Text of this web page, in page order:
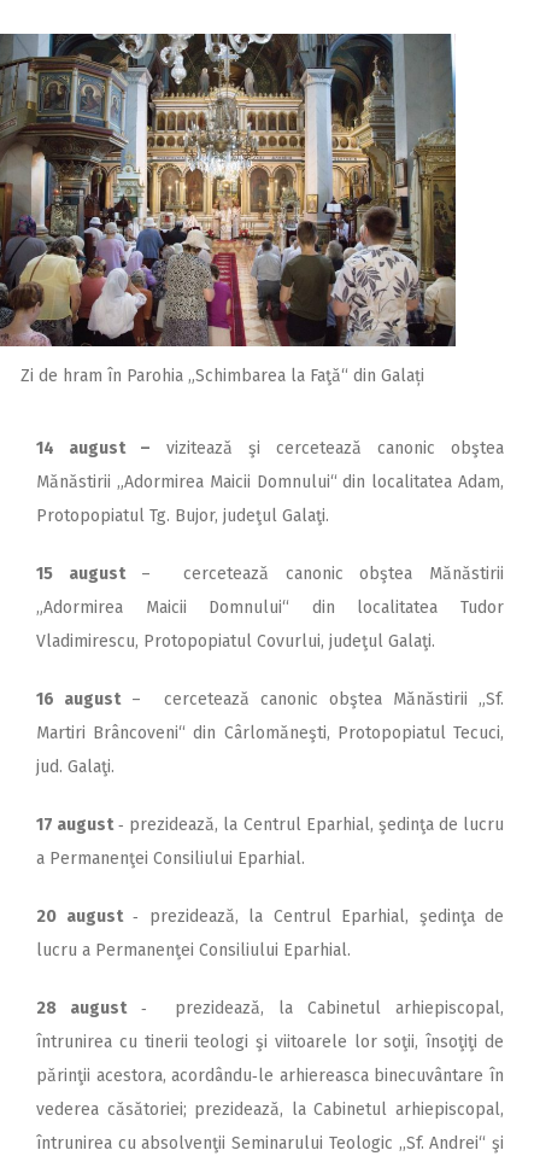
Zi de hram în Parohia „Schimbarea la Faţă“ din Galați
14 august – vizitează şi cercetează canonic obştea
Mănăstirii „Adormirea Maicii Domnului“ din localitatea Adam,
Protopopiatul Tg. Bujor, judeţul Galaţi.
15 august– cercetează canonic obştea Mănăstirii
„Adormirea Maicii Domnului“ din localitatea Tudor
Vladimirescu, Protopopiatul Covurlui, judeţul Galaţi.
16 august– cercetează canonic obştea Mănăstirii „Sf.
Martiri Brâncoveni“ din Cârlomăneşti, Protopopiatul Tecuci,
jud. Galaţi.
17 august‑ prezidează, la Centrul Eparhial, şedinţa de lucru
a Permanenţei Consiliului Eparhial.
20 august‑ prezidează, la Centrul Eparhial, şedinţa de
lucru a Permanenţei Consiliului Eparhial.
28 august‑ prezidează, la Cabinetul arhiepiscopal,
întrunirea cu tinerii teologi şi viitoarele lor soţii, însoţiţi de
părinţii acestora, acordându‑le arhiereasca binecuvântare în
vederea căsătoriei; prezidează, la Cabinetul arhiepiscopal,
întrunirea cu absolvenţii Seminarului Teologic ,,Sf. Andrei“ şi